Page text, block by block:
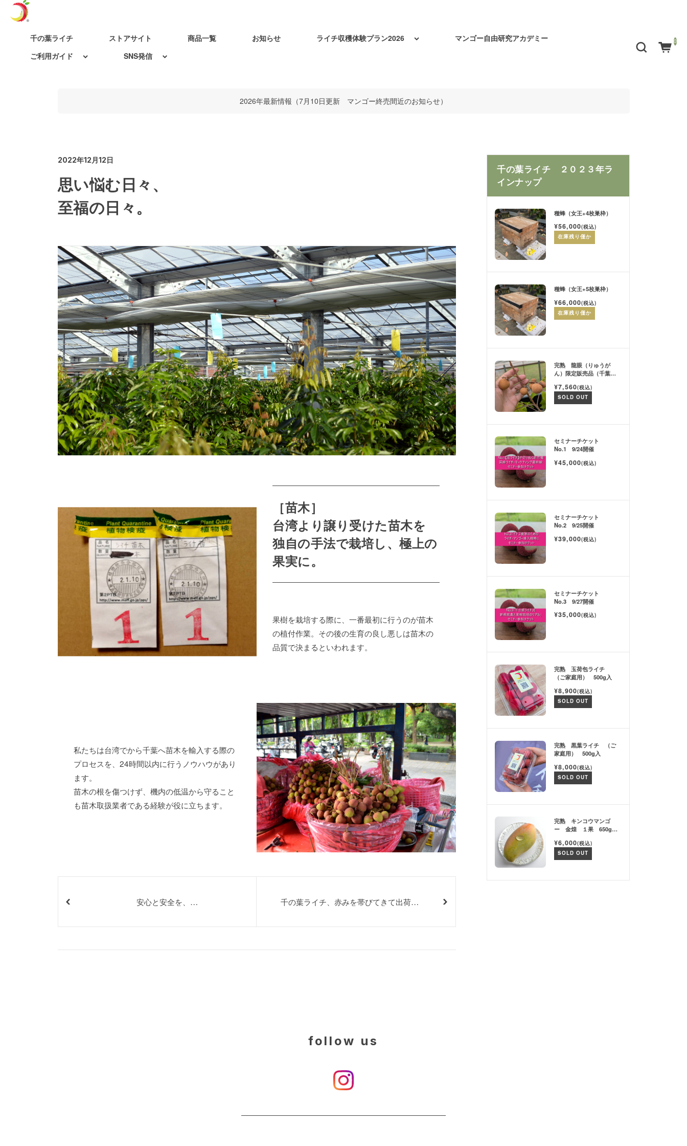
千の葉ライチ ストアサイト 商品一覧 お知らせ ライチ収穫体験プラン2026
マンゴー自由研究アカデミー
ご利用ガイド
SNS発信
0
2026年最新情報（7月10日更新 マンゴー終売間近のお知らせ）
2022年12月12日
思い悩む日々、
至福の日々。
［苗木］
台湾より譲り受けた苗木を
独自の手法で栽培し、極上の
果実に。
果樹を栽培する際に、一番最初に行うのが苗木
の植付作業。その後の生育の良し悪しは苗木の
品質で決まるといわれます。
私たちは台湾でから千葉へ苗木を輸入する際の
プロセスを、24時間以内に行うノウハウがあり
ます。
苗木の根を傷つけず、機内の低温から守ること
も苗木取扱業者である経験が役に立ちます。
安心と安全を、
千の葉ライチ、赤みを帯びてきて出荷直
千の葉ライチ ２０２３年ラ
インナップ
種蜂（女王+4枚巣枠）
¥56,000(税込)
在庫残り僅か
種蜂（女王+5枚巣枠）
¥66,000(税込)
在庫残り僅か
完熟 龍眼（りゅうが
ん）限定販売品（千葉市
¥7,560(税込)
SOLD OUT
セミナーチケット
No.1 9/24開催
¥45,000(税込)
セミナーチケット
No.2 9/25開催
¥39,000(税込)
セミナーチケット
No.3 9/27開催
¥35,000(税込)
完熟 玉荷包ライチ
（ご家庭用） 500g入
¥8,900(税込)
SOLD OUT
完熟 黒葉ライチ （ご
家庭用） 500g入
¥8,000(税込)
SOLD OUT
完熟 キンコウマンゴ
ー 金煌 １果 650g以
¥6,000(税込)
SOLD OUT
follow us